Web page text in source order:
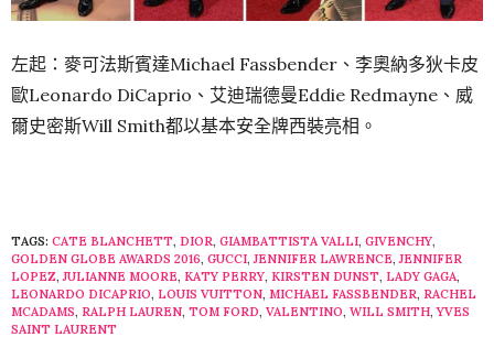
左起：麥可法斯賓達Michael Fassbender、李奧納多狄卡皮
歐Leonardo DiCaprio、艾迪瑞德曼Eddie Redmayne、威
爾史密斯Will Smith都以基本安全牌西裝亮相。
TAGS: CATE BLANCHETT, DIOR, GIAMBATTISTA VALLI, GIVENCHY,
GOLDEN GLOBE AWARDS 2016, GUCCI,JENNIFER LAWRENCE,JENNIFER
LOPEZ,JULIANNE MOORE, KATY PERRY, KIRSTEN DUNST, LADY GAGA,
LEONARDO DICAPRIO, LOUIS VUITTON, MICHAEL FASSBENDER, RACHEL
MCADAMS, RALPH LAUREN, TOM FORD, VALENTINO, WILL SMITH,YVES
SAINT LAURENT